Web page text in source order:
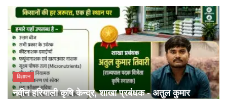
विज्ञापन
नवीन हरियाली कृषि केन्द्र, शाखा प्रबंधक - अतुल कुमार